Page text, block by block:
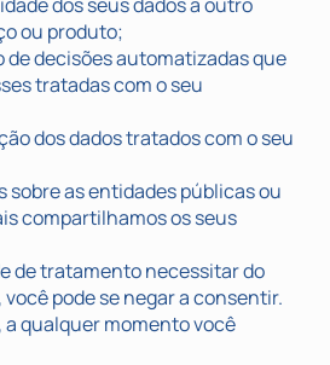
ou produto;
de decisões automatizadas que
tratadas com o seu
dos dados tratados com o seu
sobre as entidades públicas ou
compartilhamos os seus
de tratamento necessitar do
pode se negar a consentir.
qualquer momento você